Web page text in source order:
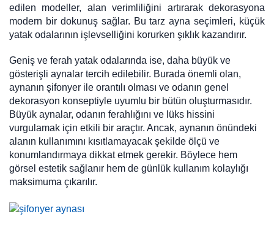
edilen modeller, alan verimliliğini artırarak dekorasyona
modern bir dokunuş sağlar. Bu tarz ayna seçimleri, küçük
yatak odalarının işlevselliğini korurken şıklık kazandırır.
Geniş ve ferah yatak odalarında ise, daha büyük ve
gösterişli aynalar tercih edilebilir. Burada önemli olan,
aynanın şifonyer ile orantılı olması ve odanın genel
dekorasyon konseptiyle uyumlu bir bütün oluşturmasıdır.
Büyük aynalar, odanın ferahlığını ve lüks hissini
vurgulamak için etkili bir araçtır. Ancak, aynanın önündeki
alanın kullanımını kısıtlamayacak şekilde ölçü ve
konumlandırmaya dikkat etmek gerekir. Böylece hem
görsel estetik sağlanır hem de günlük kullanım kolaylığı
maksimuma çıkarılır.